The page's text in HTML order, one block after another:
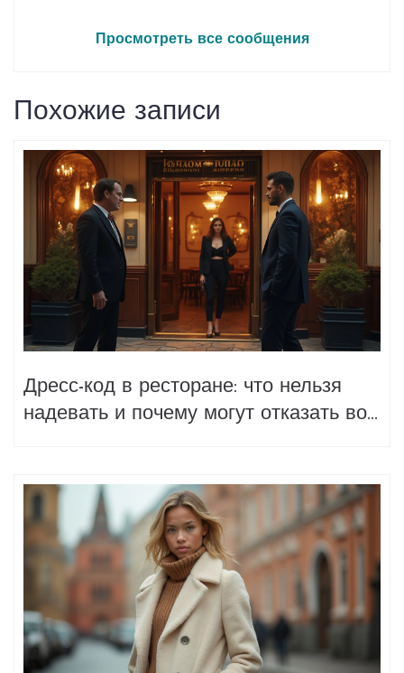
Просмотреть все сообщения
Похожие записи
Дресс-код в ресторане: что нельзя
надевать и почему могут отказать во